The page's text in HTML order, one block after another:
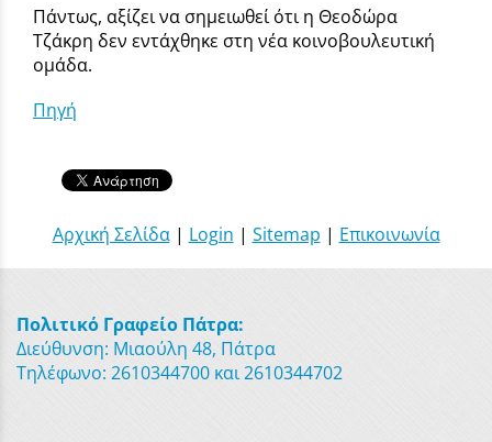
Πάντως, αξίζει να σημειωθεί ότι η Θεοδώρα
Τζάκρη δεν εντάχθηκε στη νέα κοινοβουλευτική
ομάδα.
Πηγή
Αρχική Σελίδα| Login | Sitemap | Επικοινωνία
Πολιτικό Γραφείο Πάτρα:
Διεύθυνση: Μιαούλη 48, Πάτρα
Τηλέφωνο: 2610344700 και 2610344702